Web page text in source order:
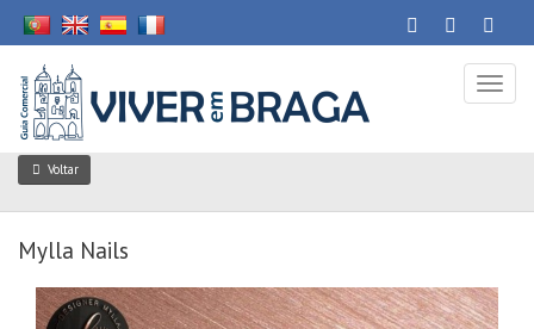
Voltar
Mylla Nails